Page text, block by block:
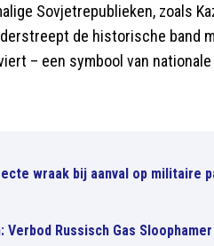
Sovjetrepublieken, zoals
de historische band
– een symbool van
wraak bij aanval op militaire
Verbod Russisch Gas